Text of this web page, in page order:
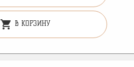
shopping_cart В КОРЗИНУ